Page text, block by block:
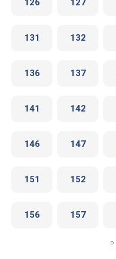
126 127
131 132
136 137
141 142
146 147
151 152
156 157